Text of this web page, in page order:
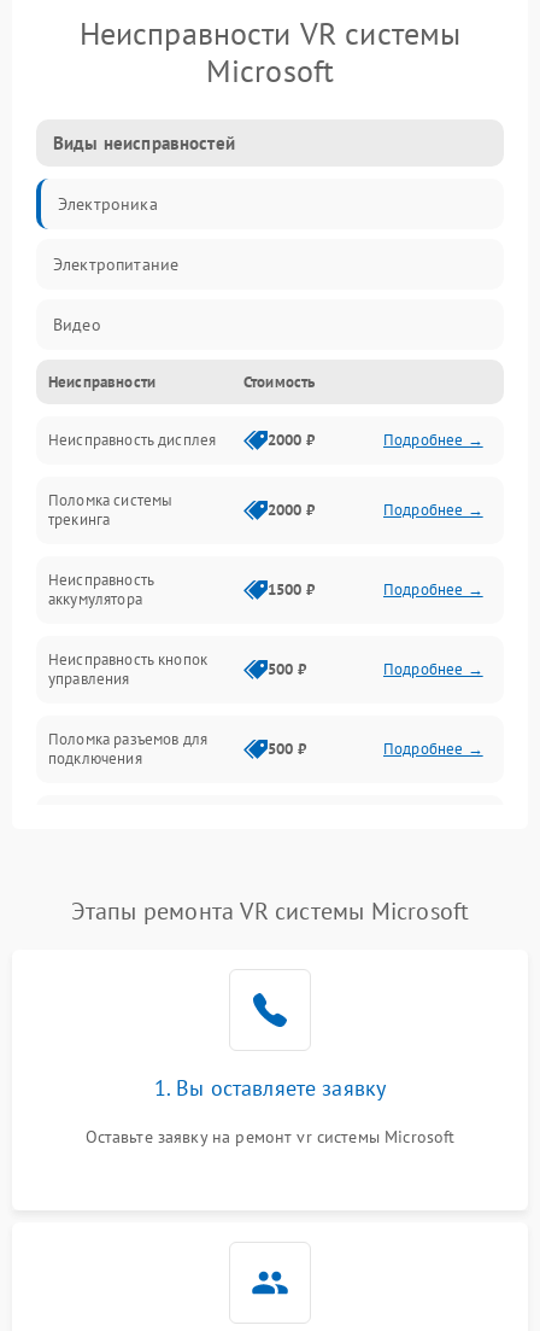
Неисправности VR системы
Microsoft
Виды неисправностей
Электроника
Электропитание
Видео
ПО
Сенсоры
Механические повреждения
Неисправности Стоимость
Неисправность дисплея 2000 ₽ Подробнее →
Поломка системы
трекинга
2000 ₽ Подробнее →
Неисправность
аккумулятора
1500 ₽ Подробнее →
Неисправность кнопок
управления
500 ₽ Подробнее →
Поломка разъемов для
подключения
500 ₽ Подробнее →
Повреждение проводов Подробнее →
1000 ₽
1000 ₽
Неисправность системы
1000 ₽
Этапы ремонта VR системы Microsoft
1. Вы оставляете заявку
Оставьте заявку на ремонт vr системы Microsoft